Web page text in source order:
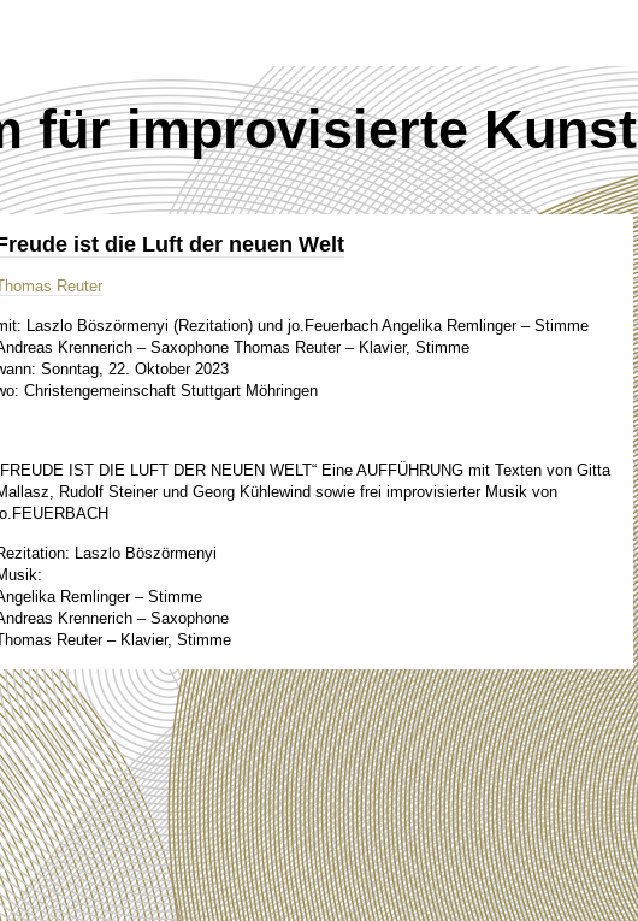
für improvisierte Kunst
ist die Luft der neuen Welt
Reuter
Laszlo Böszörmenyi (Rezitation) und jo.Feuerbach Angelika Remlinger – Stimme
Krennerich – Saxophone Thomas Reuter – Klavier, Stimme
Sonntag, 22. Oktober 2023
Christengemeinschaft Stuttgart Möhringen
IST DIE LUFT DER NEUEN WELT“ Eine AUFFÜHRUNG mit Texten von Gitta
Rudolf Steiner und Georg Kühlewind sowie frei improvisierter Musik von
Laszlo Böszörmenyi
Remlinger – Stimme
Krennerich – Saxophone
Reuter – Klavier, Stimme